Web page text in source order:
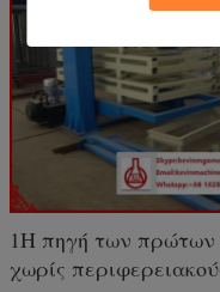
1Η πηγή των πρώτων
χωρίς